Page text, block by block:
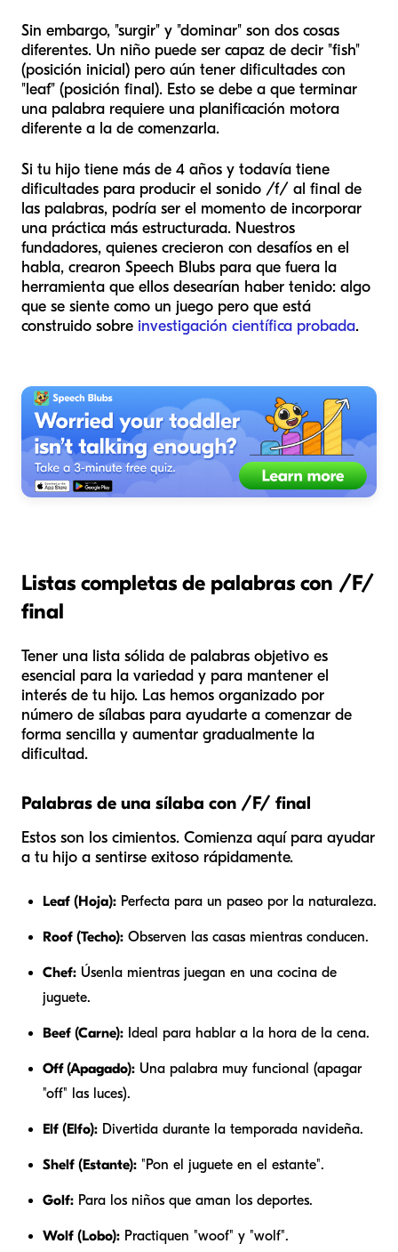
Sin embargo, "surgir" y "dominar" son dos cosas
diferentes. Un niño puede ser capaz de decir "fish"
(posición inicial) pero aún tener dificultades con
"leaf" (posición final). Esto se debe a que terminar
una palabra requiere una planificación motora
diferente a la de comenzarla.
Si tu hijo tiene más de 4 años y todavía tiene
dificultades para producir el sonido /f/ al final de
las palabras, podría ser el momento de incorporar
una práctica más estructurada. Nuestros
fundadores, quienes crecieron con desafíos en el
habla, crearon Speech Blubs para que fuera la
herramienta que ellos desearían haber tenido: algo
que se siente como un juego pero que está
construido sobre investigación científica probada.
Listas completas de palabras con /F/
final
Tener una lista sólida de palabras objetivo es
esencial para la variedad y para mantener el
interés de tu hijo. Las hemos organizado por
número de sílabas para ayudarte a comenzar de
forma sencilla y aumentar gradualmente la
dificultad.
Palabras de una sílaba con /F/ final
Estos son los cimientos. Comienza aquí para ayudar
a tu hijo a sentirse exitoso rápidamente.
Leaf (Hoja): Perfecta para un paseo por la naturaleza.
Roof (Techo): Observen las casas mientras conducen.
Chef: Úsenla mientras juegan en una cocina de
juguete.
Beef (Carne): Ideal para hablar a la hora de la cena.
Off (Apagado): Una palabra muy funcional (apagar
"off" las luces).
Elf (Elfo): Divertida durante la temporada navideña.
Shelf (Estante): "Pon el juguete en el estante".
Golf: Para los niños que aman los deportes.
Wolf (Lobo): Practiquen "woof" y "wolf".